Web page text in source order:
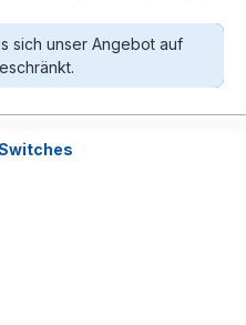
sich unser Angebot auf